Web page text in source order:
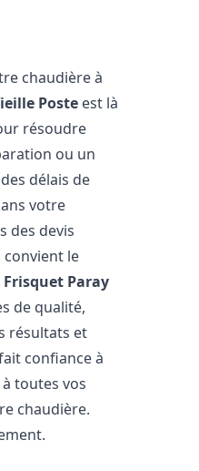
chaudière à
Poste est là
résoudre
ou un
délais de
votre
des devis
le
Paray
de qualité,
résultats et
confiance à
toutes vos
chaudière.